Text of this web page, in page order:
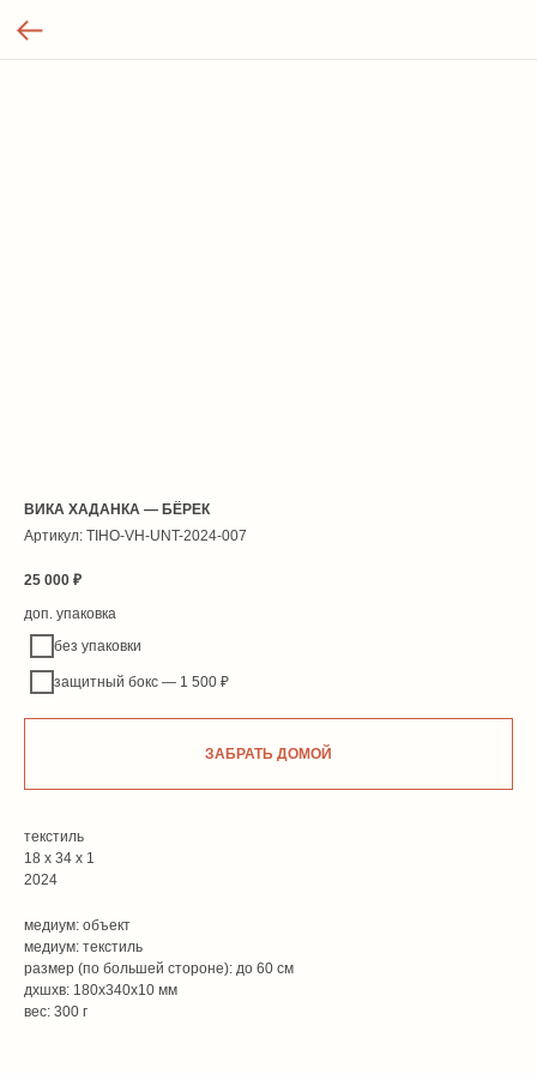
ВИКА ХАДАНКА — БЁРЕК
Артикул: TIHO-VH-UNT-2024-007
25 000 ₽
доп. упаковка
без упаковки
защитный бокс — 1 500 ₽
ЗАБРАТЬ ДОМОЙ
текстиль
18 х 34 х 1
2024
медиум: объект
медиум: текстиль
размер (по большей стороне): до 60 см
дxшxв: 180x340x10 мм
вес: 300 г